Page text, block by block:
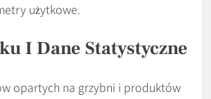
użytkowe.
I Dane Statystyczne
opartych na grzybni i produktów